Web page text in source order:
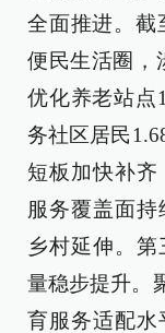
全面推进。截
便民生活圈，
优化养老站点
务社区居民
短板加快补齐
服务覆盖面
乡村延伸。
量稳步提升。
育服务适配水